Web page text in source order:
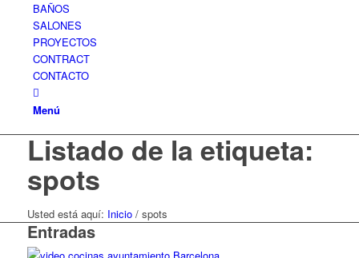
BAÑOS
SALONES
PROYECTOS
CONTRACT
CONTACTO
Menú
Listado de la etiqueta:
spots
Usted está aquí: Inicio / spots
Entradas